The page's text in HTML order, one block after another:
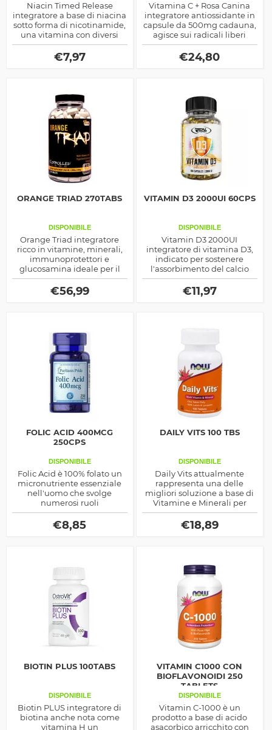
Niacin Timed Release
integratore a base di niacina
sotto forma di nicotinamide,
una vitamina con diversi
effetti salutistici e sportivi,
ideale per migliorare
l'assorbimento nutrizionale
€7,97
Vitamina C + Rosa Canina
integratore antiossidante in
capsule da 500mg cadauna,
agisce sui radicali liberi
diminuendoli, ma coadiuva
anche una serie di altri
effetti salutistici e di ambito
€24,80
ORANGE TRIAD 270TABS
DISPONIBILE
Orange Triad integratore
ricco in vitamine, minerali,
immunoprotettori e
glucosamina ideale per il
benessere fisico e articolare
prodotto dalla Controlled
Labs
€56,99
VITAMIN D3 2000UI 60CPS
DISPONIBILE
Vitamin D3 2000UI
integratore di vitamina D3,
indicato per sostenere
l'assorbimento del calcio
nelle ossa e nei denti, ottimo
anche come aiuto
prestazionale
€11,97
FOLIC ACID 400MCG
250CPS
DISPONIBILE
Folic Acid è 100% folato un
micronutriente essenziale
nell'uomo che svolge
numerosi ruoli
nell'organismo ed è
interessante sia dal punto di
vista salutistico che sportivo
€8,85
DAILY VITS 100 TBS
DISPONIBILE
Daily Vits attualmente
rappresenta una delle
migliori soluzione a base di
Vitamine e Minerali per
promuovere il benessere
fisico, prodotto dalla Now
Foods
€18,89
BIOTIN PLUS 100TABS
DISPONIBILE
Biotin PLUS integratore di
biotina anche nota come
vitamina H un
VITAMIN C1000 CON
BIOFLAVONOIDI 250
TABLETS
DISPONIBILE
Vitamin C-1000 è un
prodotto a base di acido
asacorbico arricchito con